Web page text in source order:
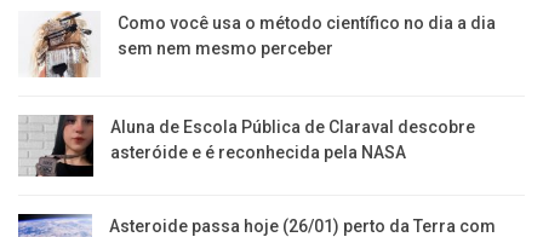
Como você usa o método científico no dia a dia
sem nem mesmo perceber
Aluna de Escola Pública de Claraval descobre
asteróide e é reconhecida pela NASA
Asteroide passa hoje (26/01) perto da Terra com